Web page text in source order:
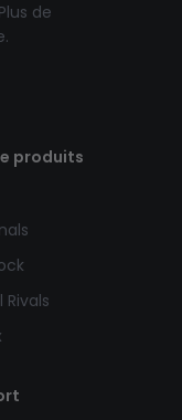
de
produits
Rivals